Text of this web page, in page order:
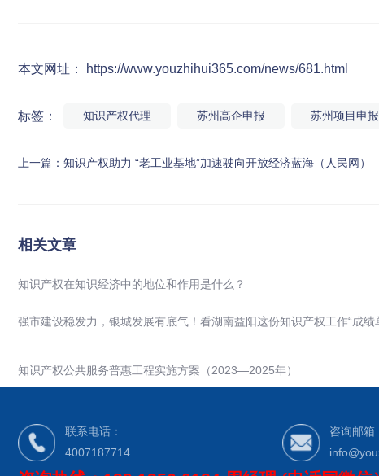
本文网址： https://www.youzhihui365.com/news/681.html
标签： 知识产权代理 苏州高企申报 苏州项目申报
上一篇： 知识产权助力 “老工业基地”加速驶向开放经济蓝海（人民网）
相关文章
知识产权在知识经济中的地位和作用是什么？
强市建设稳发力，银城发展有底气！看湖南益阳这份知识产权工作“成绩
知识产权公共服务普惠工程实施方案（2023—2025年）
联系电话：
4007187714
咨询邮箱